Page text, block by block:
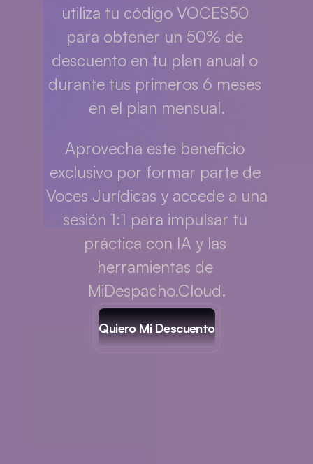
utiliza tu código VOCES50
para obtener un 50% de
descuento en tu plan anual o
durante tus primeros 6 meses
en el plan mensual.
Aprovecha este beneficio
exclusivo por formar parte de
Voces Jurídicas y accede a una
sesión 1:1 para impulsar tu
práctica con IA y las
herramientas de
MiDespacho.Cloud.
Quiero Mi Descuento